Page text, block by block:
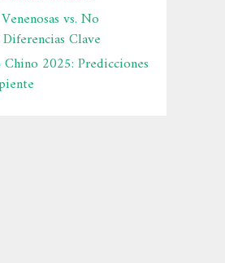
vs. No
Diferencias Clave
2025: Predicciones